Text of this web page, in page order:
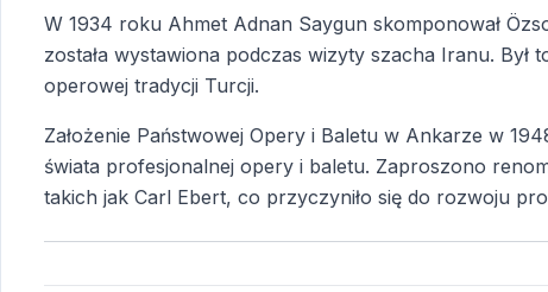
W 1934 roku Ahmet Adnan Saygun skomponował
została wystawiona podczas wizyty szacha Iranu. Był
operowej tradycji Turcji.
Założenie Państwowej Opery i Baletu w Ankarze w
świata profesjonalnej opery i baletu. Zaproszono
takich jak Carl Ebert, co przyczyniło się do rozwoju